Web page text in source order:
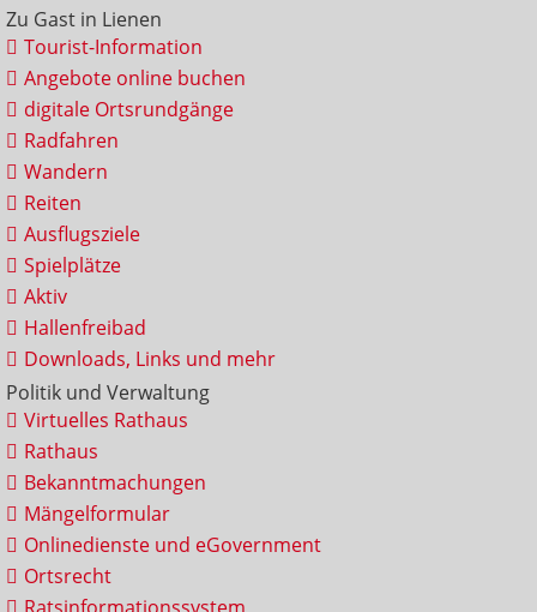
Zu Gast in Lienen
Tourist-Information
Angebote online buchen
digitale Ortsrundgänge
Radfahren
Wandern
Reiten
Ausflugsziele
Spielplätze
Aktiv
Hallenfreibad
Downloads, Links und mehr
Politik und Verwaltung
Virtuelles Rathaus
Rathaus
Bekanntmachungen
Mängelformular
Onlinedienste und eGovernment
Ortsrecht